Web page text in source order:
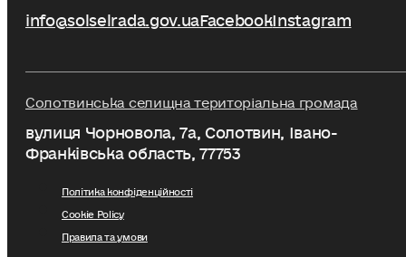
info@solselrada.gov.uaFacebookInstagram
Солотвинська селищна територіальна громада
вулиця Чорновола, 7a, Солотвин, Івано-
Франківська область, 77753
Політика конфіденційності
Cookie Policy
Правила та умови